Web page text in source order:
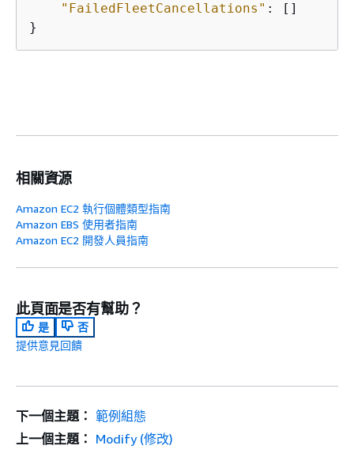
"FailedFleetCancellations" : []
}
相關資源
Amazon EC2 執行個體類型指南
Amazon EBS 使用者指南
Amazon EC2 開發人員指南
此頁面是否有幫助？
是
否
提供意見回饋
下一個主題： 範例組態
上一個主題： Modify (修改)